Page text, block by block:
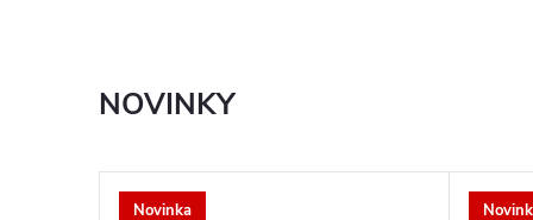
NOVINKY
Novinka